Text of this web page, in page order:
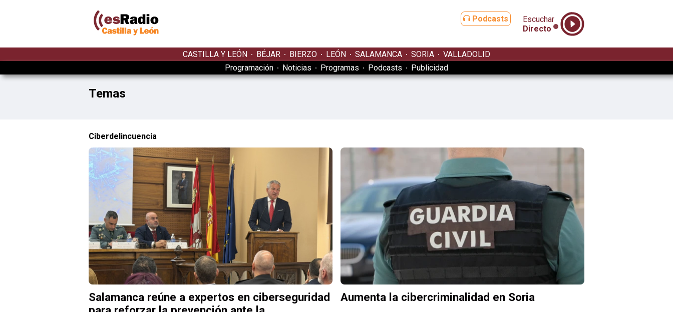
Podcasts
Escuchar
Directo
CASTILLA Y LEÓN BÉJAR BIERZO LEÓN SALAMANCA SORIA
VALLADOLID
Programación
Noticias Programas Podcasts Publicidad
Temas
Ciberdelincuencia
Salamanca reúne a expertos en ciberseguridad
Aumenta la cibercriminalidad en Soria